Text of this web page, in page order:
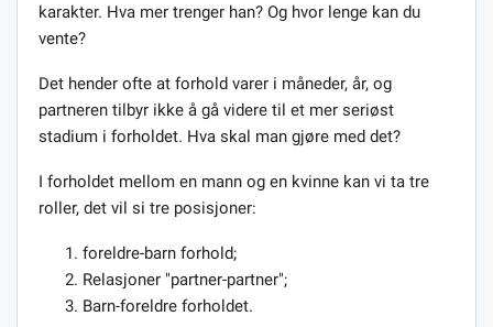
karakter. Hva mer trenger han? Og hvor lenge kan du
vente?
Det hender ofte at forhold varer i måneder, år, og
partneren tilbyr ikke å gå videre til et mer seriøst
stadium i forholdet. Hva skal man gjøre med det?
I forholdet mellom en mann og en kvinne kan vi ta tre
roller, det vil si tre posisjoner:
foreldre-barn forhold;
Relasjoner "partner-partner";
Barn-foreldre forholdet.